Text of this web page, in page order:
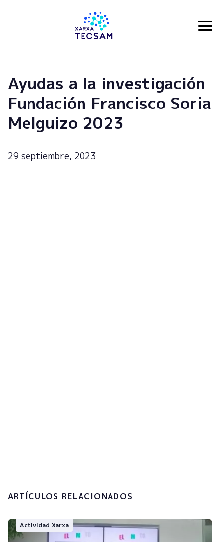
Ayudas a la investigación
Fundación Francisco Soria
Melguizo 2023
29 septiembre, 2023
ARTÍCULOS RELACIONADOS
Actividad Xarxa